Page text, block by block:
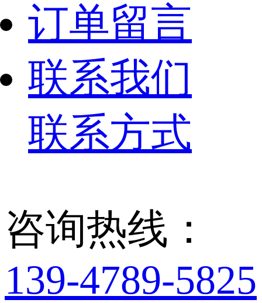
订单留言
联系我们
联系方式
咨询热线：
139-4789-5825